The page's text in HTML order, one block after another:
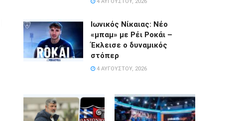
Ιωνικός Νίκαιας: Νέο
«μπαμ» με Ρέι Ροκάι –
Έκλεισε ο δυναμικός
στόπερ
4 ΑΥΓΟΎΣΤΟΥ, 2026